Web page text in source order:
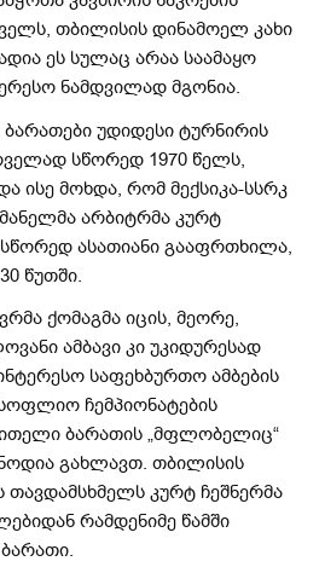
თბილისის დინამოელ კახი
ეს სულაც არაა საამაყო
ნამდვილად მგონია.
უდიდესი ტურნირის
სწორედ 1970 წელს,
ისე მოხდა, რომ მექსიკა-სსრკ
არბიტრმა კურტ
ასათიანი გააფრთხილა,
წუთში.
ქომაგმა იცის, მეორე,
ამბავი კი უკიდურესად
საფეხბურთო ამბების
ჩემპიონატების
ბარათის „მფლობელიც“
გახლავთ. თბილისის
თავდამსხმელს კურტ ჩეშნერმა
რამდენიმე წამში